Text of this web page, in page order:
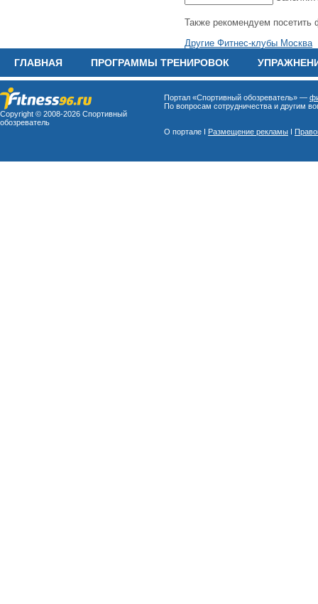
Также рекомендуем посетить
Другие Фитнес-клубы Москва
ГЛАВНАЯ ПРОГРАММЫ ТРЕНИРОВОК
Copyright © 2008-2026 Спортивный
обозреватель
Портал «Спортивный обозреватель» —
По вопросам сотрудничества и другим
О портале I Размещение рекламы I